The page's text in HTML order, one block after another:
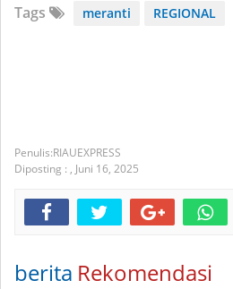
Tags meranti REGIONAL
RIAUEXPRESS
Diposting : , Juni 16, 2025
berita Rekomendasi